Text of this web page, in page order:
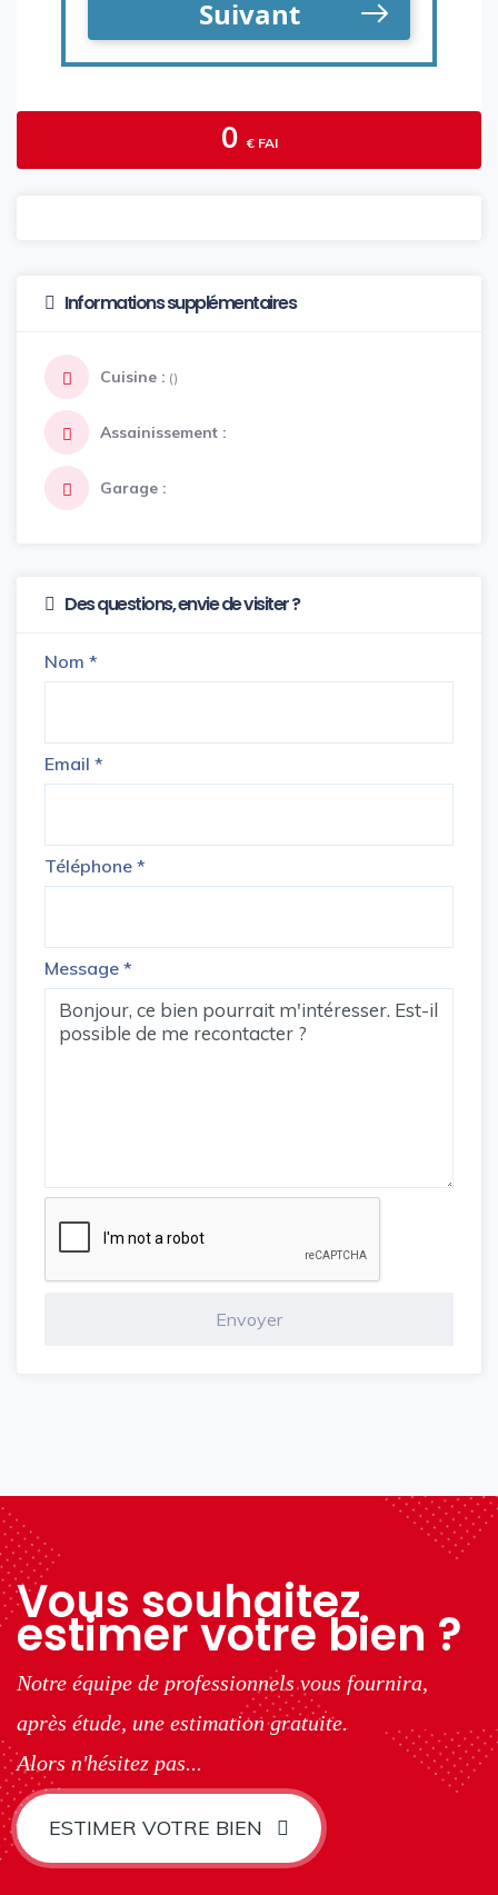
0 € FAI
Informations supplémentaires
Cuisine : ()
Assainissement :
Garage :
Des questions, envie de visiter ?
Nom *
Email *
Téléphone *
Message *
Vous souhaitez
estimer votre bien ?
Notre équipe de professionnels vous fournira,
après étude, une estimation gratuite.
Alors n'hésitez pas...
ESTIMER VOTRE BIEN